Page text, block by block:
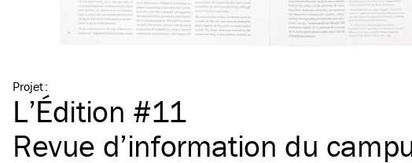
Projet:
L’Édition #11
Revue d’information du